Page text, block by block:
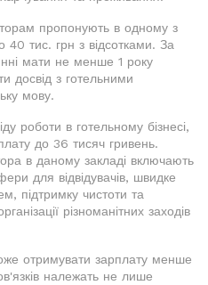
пропонують в одному з
40 тис. грн з відсотками. За
мати не менше 1 року
досвід з готельними
мову.
роботи в готельному бізнесі,
до 36 тисяч гривень.
в даному закладі включають
для відвідувачів, швидке
підтримку чистоти та
різноманітних заходів
отримувати зарплату менше
належать не лише